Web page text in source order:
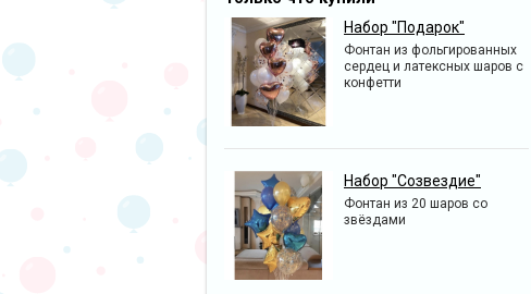
Набор "Подарок"
Фонтан из фольгированных
сердец и латексных шаров с
конфетти
Набор "Созвездие"
Фонтан из 20 шаров со
звёздами